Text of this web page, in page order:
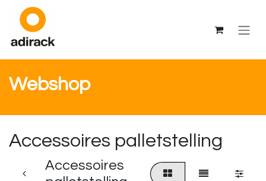
Overslaan naar inhoud
Webshop
Accessoires palletstelling
Accessoires